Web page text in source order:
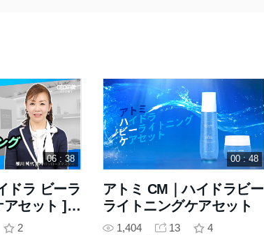
06 : 38
ドラ ビーラ
アセット ] -
2
00 : 48
アトミ CM｜ハイドラビー
ライトニングケアセット
1,404 13
4